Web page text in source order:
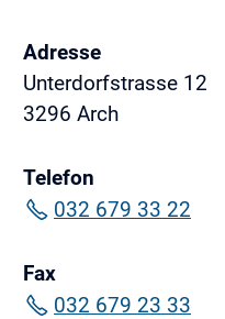
Adresse
Unterdorfstrasse 12
3296 Arch
Telefon
032 679 33 22
Fax
032 679 23 33